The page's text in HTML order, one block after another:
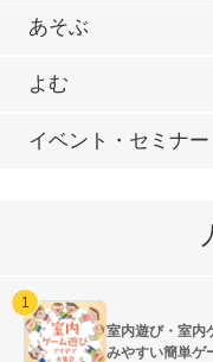
あそぶ
よむ
イベント・セミナー
室内遊び・室内
みやすい簡単ゲ